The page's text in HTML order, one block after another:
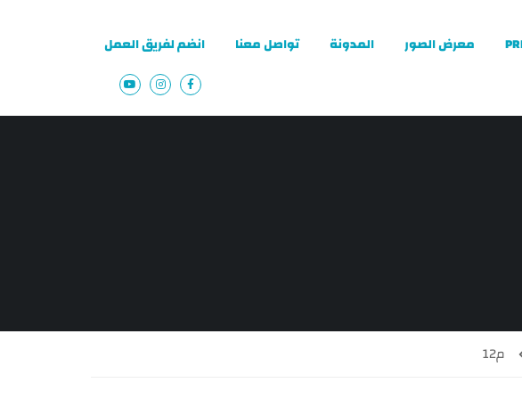
معرض الصور المدونة تواصل معنا انضم لفريق العمل
م12